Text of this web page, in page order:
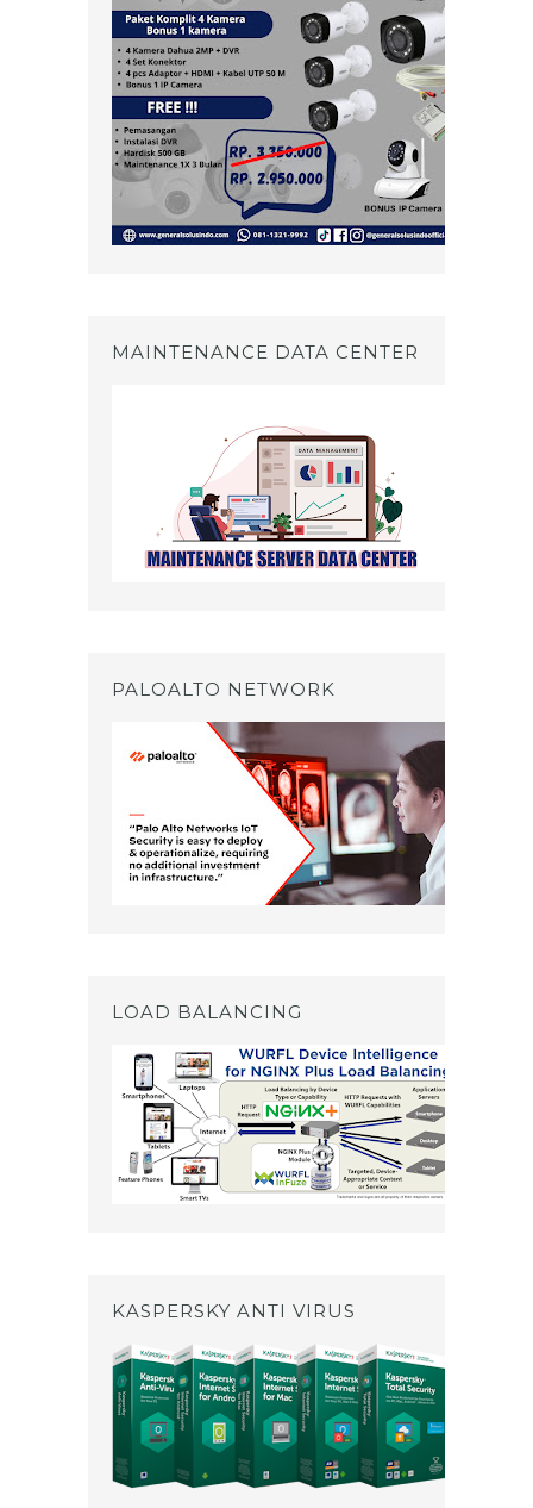
MAINTENANCE DATA CENTER
PALOALTO NETWORK
LOAD BALANCING
KASPERSKY ANTI VIRUS